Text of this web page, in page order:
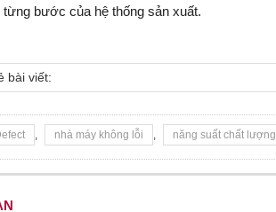
từng bước của hệ thống sản xuất.
bài viết:
nhà máy không lỗi năng suất chất lượng